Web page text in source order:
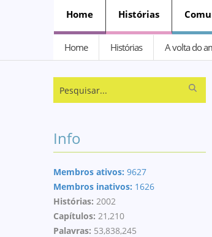
Home Histórias
Home Histórias A volta do
Info
Membros ativos: 9627
Membros inativos: 1626
Histórias: 2002
Capítulos: 21,210
Palavras: 53,838,245